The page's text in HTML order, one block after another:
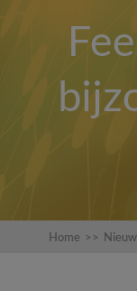
Home >>